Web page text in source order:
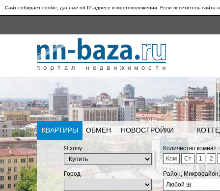
Сайт собирает cookie, данные об IP-адресе и местоположении. Если посетитель сайта
КВАРТИРЫ ОБМЕН НОВОСТРОЙКИ
Я хочу
Количество комнат
Ком
Ст 1 2
Город
Район,
Любой ⊞